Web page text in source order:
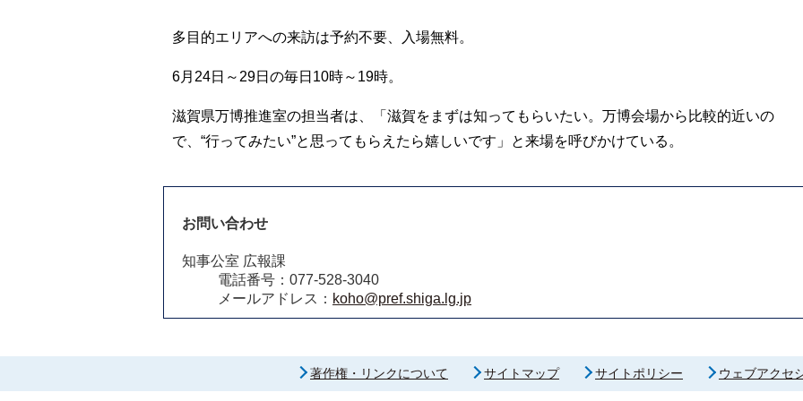
多目的エリアへの来訪は予約不要、入場無料。
6月24日～29日の毎日10時～19時。
滋賀県万博推進室の担当者は、「滋賀をまずは知ってもらいたい。万博会場から比較的近いの
で、“行ってみたい”と思ってもらえたら嬉しいです」と来場を呼びかけている。
お問い合わせ
知事公室 広報課
電話番号：077-528-3040
メールアドレス： koho@pref.shiga.lg.jp
著作権・リンクについて サイトマップ サイトポリシー ウェブアクセ